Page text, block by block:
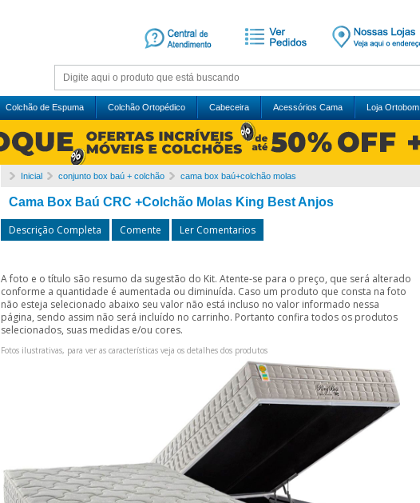
Colchão de Espuma Colchão Ortopédico Cabeceira Acessórios Cama Loja Ortobom
Inicial conjunto box baú + colchão cama box baú+colchão molas
Cama Box Baú CRC +Colchão Molas King Best Anjos
Descrição Completa Comente Ler Comentarios
A foto e o título são resumo da sugestão do Kit. Atente-se para o preço, que será alterado
conforme a quantidade é aumentada ou diminuída. Caso um produto que consta na foto
não esteja selecionado abaixo seu valor não está incluso no valor informado nessa
página, sendo assim não será incluído no carrinho. Portanto confira todos os produtos
selecionados, suas medidas e/ou cores.
Fotos ilustrativas, para ver as características veja os detalhes dos produtos